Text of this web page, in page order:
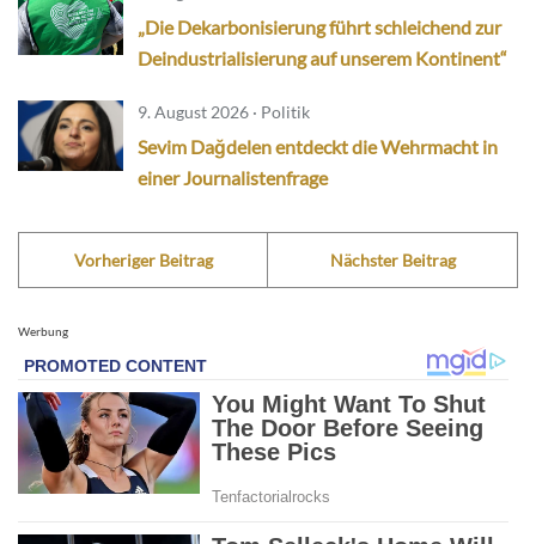
„Die Dekarbonisierung führt schleichend zur
Deindustrialisierung auf unserem Kontinent“
9. August 2026 · Politik
Sevim Dağdelen entdeckt die Wehrmacht in
einer Journalistenfrage
Vorheriger Beitrag Nächster Beitrag
Werbung